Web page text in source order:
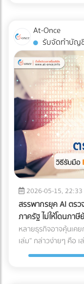
ส่วนอิเล็กทรอนิกส์ขนา
ออฟฟิศขนาดเล็ก, หรือ
แคบ 2. รถบรรทุก 6 ล้อ (ตู้ทึบ / คอก) รถระดับกลางที่เป็น "เดอะ
แบก" ของธุรกิจ SME
ยาวกระบะมีตั้งแต่ 5-7
(Pallet) แล้วใช้โฟล์ค
โจทย์: วัสดุก่อสร้างขน
รถยนต์, สินค้าเกษตรแ
ขนาดกลาง 3. รถบรรทุก 10 ล้อ พี่ใหญ่แห่งวงการโลจิสติกส์ทาง
บก โครงสร้างแชสซี
ถึง 15 ตัน (ตามกฎหม
จังหวัดได้ดีเยี่ยม ✅
ใหญ่ (ข้าวสาร, น้ำตา
ปูนซีเมนต์), สินค้าอุตสา
รถบรรทุกควบคุมอุณห
พิเศษพร้อมเครื่องทำ
โหมดแช่เย็น (Chilled)
สดใหม่และคุณภาพขอ
โจทย์: อาหารทะเล,
วัคซีน, และเครื่องสำอาง
ของคุณทุกเดือน บทคว
สินค้า 3 สไตล์ที่ได้รับ
ตัดสินใจได้ว่า... รูปแบ
และเหมาะกับธุรกิจของคุณที่สุด! ทำไมการอ
สินค้าถึงเป็นเรื่อง "ชี้เ
เข้าใจก่อนว่าเป้าหมา
Workflow ที่ลื่นไหลที่
ของออกจากคลัง
ปัญหาเหล่านี้: ลดคอข
พนักงานไม่ต้องรอคิว
ความรวดเร็วในการ
ใกล้ สินค้าเคลื่อนไหวช้
เพิ่มความปลอดภัย: ล
เจาะลึก 3 รูปแบบ
คลังสินค้า จะขึ้นอยู่กั
กระแสการไหลของงาน
U (U-Shaped
ในวงการโลจิสติกส์ จุด
จ่ายสินค้าออก
กระแสการทำงานจะไ
At-Once
รับจัดทำบัญ
2026-05-15, 22:33
สรรพากรยุค AI ตรว
ภาครัฐ ไม่ให้โดนภา
หลายธุรกิจอาจคุ้นเค
เล่ม” กล่าวง่ายๆ คือ เ
เลี่ยงการเสียภาษี แ